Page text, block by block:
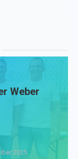
Weber
2025